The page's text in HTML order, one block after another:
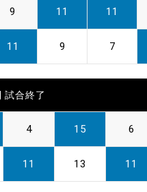
9 11 11
11 9 7
試合終了
4 15 6
11 13 11